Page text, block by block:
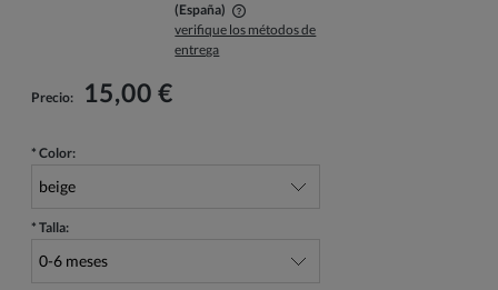
(España)
El precio no incluye los posibles gastos de pago
verifique los métodos de
entrega
Precio: 15,00 €
* Color:
* Talla: